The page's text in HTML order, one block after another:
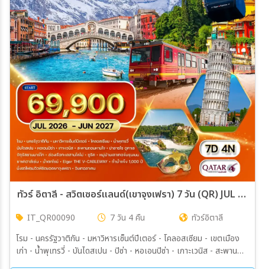
ทัวร์ อิตาลี - สวิตเซอร์แลนด์(เขาจุงเฟรา) 7 วัน (QR) JUL 26 - JUN 27
IT_QR00090 7 วัน 4 คืน
ทัวร์อิตาลี
โรม - นครรัฐวาติกัน - มหาวิหารเซ็นต์ปีเตอร์ - โคลอสเซียม - เขตเมือง
เก่า - น้ำพุเทรวี่ - บันไดสเปน - ปิซ่า - หอเอนปิซ่า - เกาะเวนิส - สะพาน